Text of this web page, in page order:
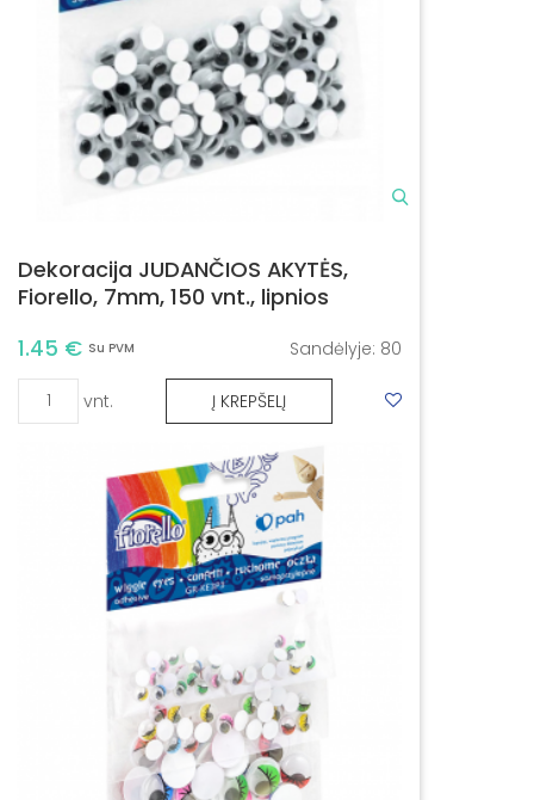
Dekoracija JUDANČIOS AKYTĖS,
Fiorello, 7mm, 150 vnt., lipnios
1.45 € Su PVM Sandėlyje: 80
vnt. Į KREPŠELĮ